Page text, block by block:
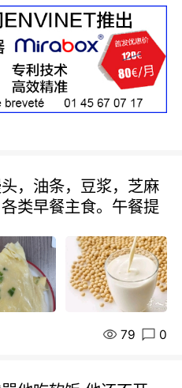
，油条，豆浆，芝麻
类早餐主食。午餐提
79 0